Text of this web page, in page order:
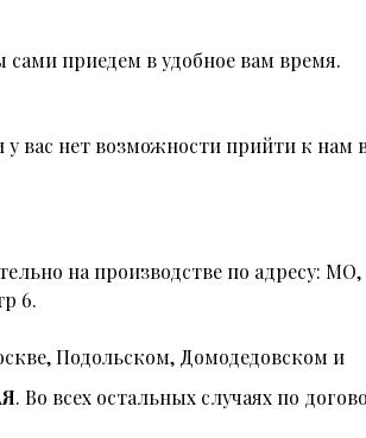
приедем в удобное вам время.
у вас нет возможности прийти к
на производстве по адресу: МО,
6.
Подольском, Домодедовском и
. Во всех остальных случаях по